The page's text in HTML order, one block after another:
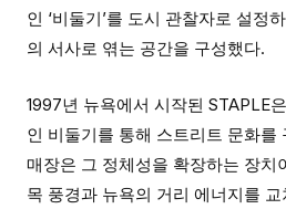
인 ‘비둘기’를 도시 관찰자로 설정
의 서사로 엮는 공간을 구성했다.
1997년 뉴욕에서 시작된 STAPLE
인 비둘기를 통해 스트리트 문화를
매장은 그 정체성을 확장하는 장치
목 풍경과 뉴욕의 거리 에너지를